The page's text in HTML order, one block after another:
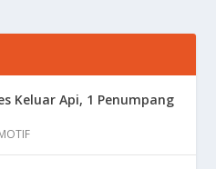
Keluar Api, 1 Penumpang